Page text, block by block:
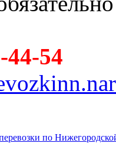
44-54
по